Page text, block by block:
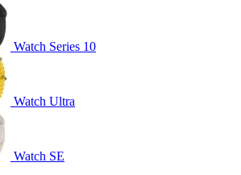
Watch Series 10
Watch Ultra
Watch SE